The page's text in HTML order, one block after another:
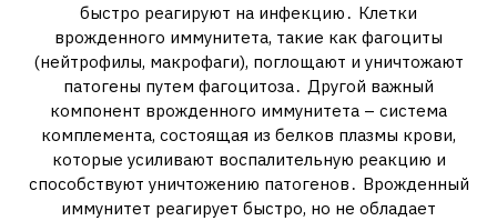
быстро реагируют на инфекцию․ Клетки
врожденного иммунитета, такие как фагоциты
(нейтрофилы, макрофаги), поглощают и уничтожают
патогены путем фагоцитоза․ Другой важный
компонент врожденного иммунитета – система
комплемента, состоящая из белков плазмы крови,
которые усиливают воспалительную реакцию и
способствуют уничтожению патогенов․ Врожденный
иммунитет реагирует быстро, но не обладает